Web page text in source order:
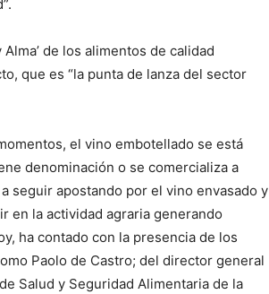
de los alimentos de calidad
que es “la punta de lanza del sector
el vino embotellado se está
denominación o se comercializa a
seguir apostando por el vino envasado y
en la actividad agraria generando
ha contado con la presencia de los
Paolo de Castro; del director general
Salud y Seguridad Alimentaria de la